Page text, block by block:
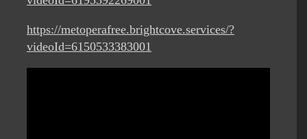
https://metoperafree.brightcove.services/?
videoId=6150533383001